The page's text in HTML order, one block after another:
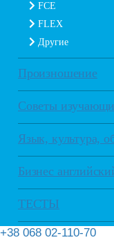
FCE
FLEX
Другие
Произношение
Советы
Язык, культура,
Бизнес
ТЕСТЫ
+38 068 02-110-70